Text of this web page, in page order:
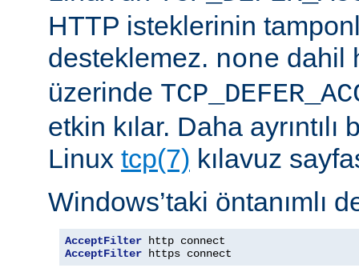
HTTP isteklerinin
desteklemez. none dahil
üzerinde
etkin kılar. Daha
Linux tcp(7) kılavuz
Windows’taki öntanımlı
AcceptFilter
AcceptFilter https connect